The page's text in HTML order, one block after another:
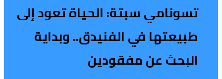
تسونامي سبتة: الحياة تعود إلى
طبيعتها في الفنيدق.. وبداية
البحث عن مفقودين